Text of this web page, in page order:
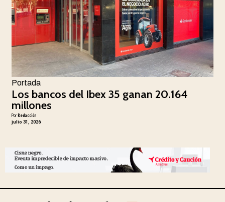
Portada
Los bancos del Ibex 35 ganan 20.164
millones
PorRedacción
julio 31, 2026